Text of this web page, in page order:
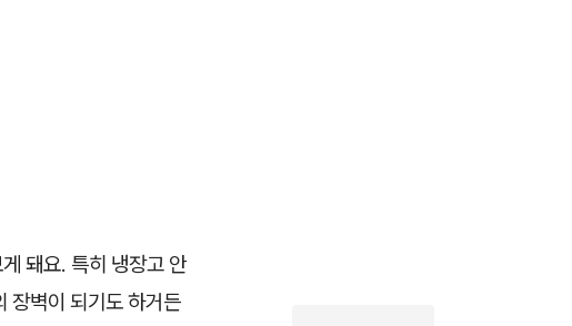
돼요. 특히 냉장고 안
장벽이 되기도 하거든